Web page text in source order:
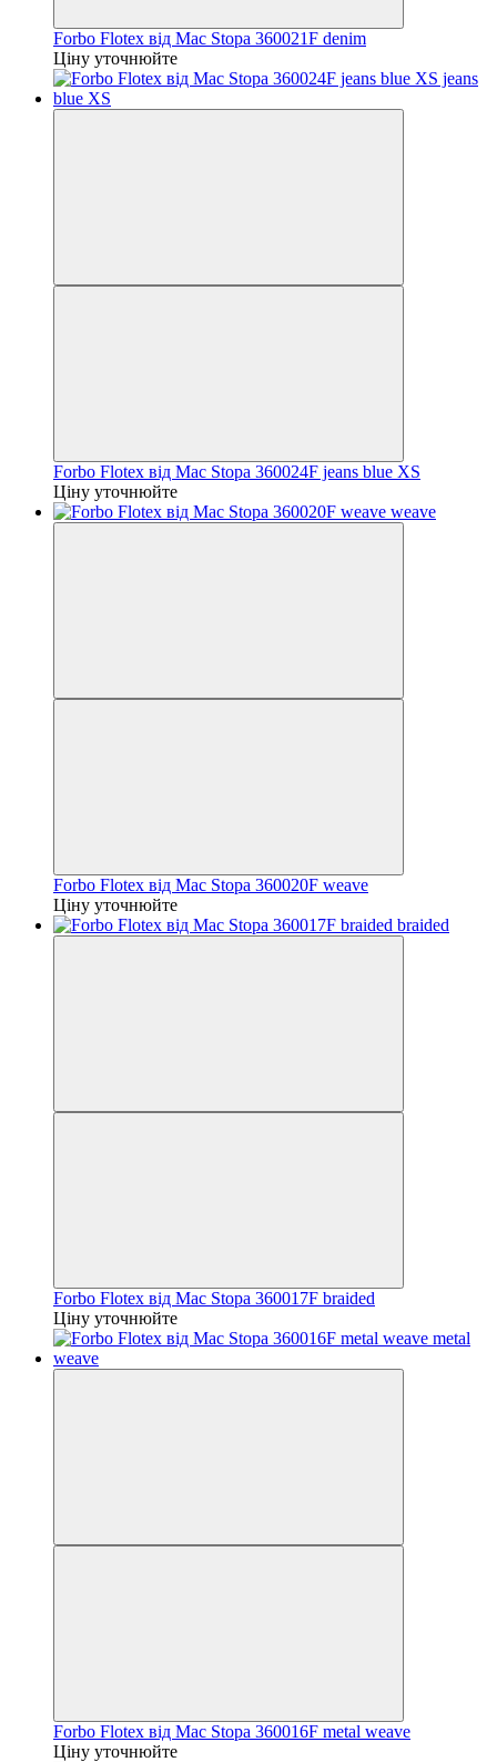
Forbo Flotex від Mac Stopa 360021F denim
Ціну уточнюйте
Forbo Flotex від Mac Stopa 360024F jeans blue XS
Ціну уточнюйте
Forbo Flotex від Mac Stopa 360020F weave
Ціну уточнюйте
Forbo Flotex від Mac Stopa 360017F braided
Ціну уточнюйте
Forbo Flotex від Mac Stopa 360016F metal weave
Ціну уточнюйте